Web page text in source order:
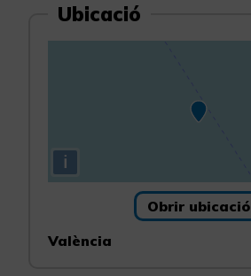
Ubicació
i
Obrir ubicació
València